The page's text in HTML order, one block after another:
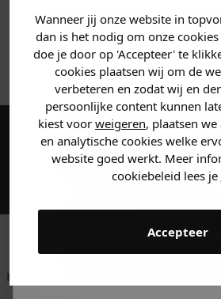
Wanneer jij onze website in
dan is het nodig om onze
doe je door op 'Accepteer' te
cookies plaatsen wij om de
verbeteren en zodat wij en
persoonlijke content kunnen
kiest voor weigeren, plaatsen
en analytische cookies welke
website goed werkt. Meer
cookiebeleid lees je
Accepteer
MATERIAAL &
ANDERE BESTELDEN OOK
Maak een account aan
korting op je eerste
Betaal achteraf met
Vertel ons waar
zoek bent en
jouwkorting.
Heren kleding
Dames
Kids kleding